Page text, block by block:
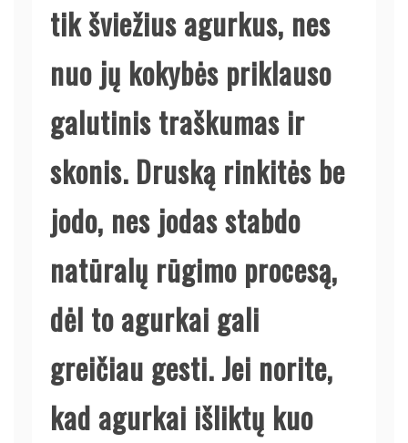
tik šviežius agurkus, nes
nuo jų kokybės priklauso
galutinis traškumas ir
skonis. Druską rinkitės be
jodo, nes jodas stabdo
natūralų rūgimo procesą,
dėl to agurkai gali
greičiau gesti. Jei norite,
kad agurkai išliktų kuo